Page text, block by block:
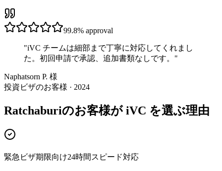
99.8% approval
"iVC チームは細部まで丁寧に対応してくれまし
た。初回申請で承認、追加書類なしです。 "
Naphatsorn P. 様
投資ビザのお客様 · 2024
Ratchaburiのお客様が iVC を選ぶ理由
緊急ビザ期限向け24時間スピード対応